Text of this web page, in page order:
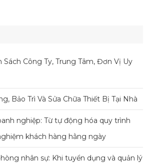
Sách Công Ty, Trung Tâm, Đơn Vị Uy
Bảo Trì Và Sửa Chữa Thiết Bị Tại Nhà
nghiệp: Từ tự động hóa quy trình
khách hàng hằng ngày
nhân sự: Khi tuyển dụng và quản lý